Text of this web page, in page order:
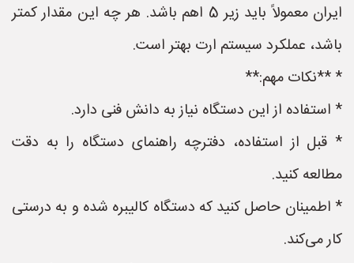
ایران معمولاً باید زیر 5 اهم باشد. هر چه این مقدار کمتر
باشد، عملکرد سیستم ارت بهتر است.
* **نکات مهم:**
* استفاده از این دستگاه نیاز به دانش فنی دارد.
* قبل از استفاده، دفترچه راهنمای دستگاه را به دقت
مطالعه کنید.
* اطمینان حاصل کنید که دستگاه کالیبره شده و به درستی
کار می‌کند.